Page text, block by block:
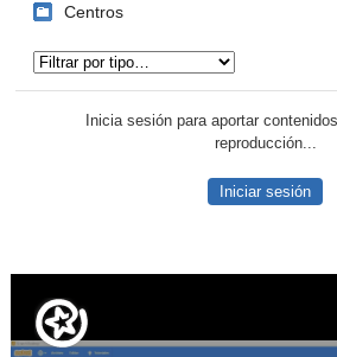
Centros
Inicia sesión para aportar
reproducción...
Iniciar sesión